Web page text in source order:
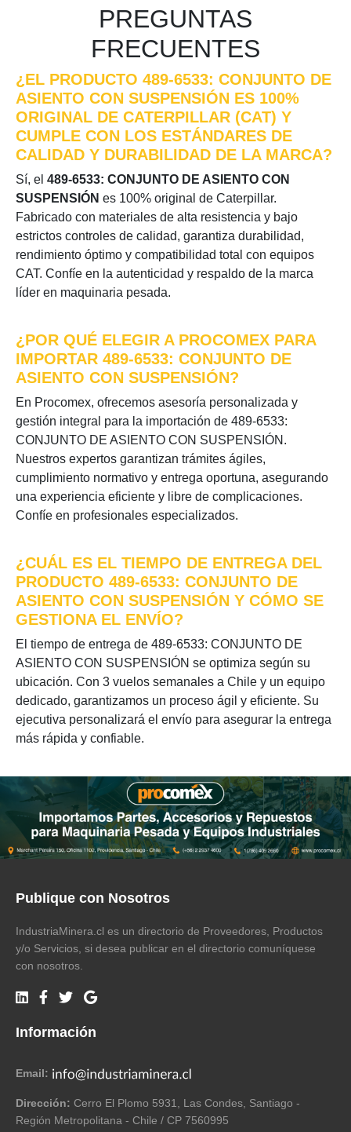
PREGUNTAS
FRECUENTES
¿EL PRODUCTO 489-6533: CONJUNTO DE
ASIENTO CON SUSPENSIÓN ES 100%
ORIGINAL DE CATERPILLAR (CAT) Y
CUMPLE CON LOS ESTÁNDARES DE
CALIDAD Y DURABILIDAD DE LA MARCA?
Sí, el 489-6533: CONJUNTO DE ASIENTO CON
SUSPENSIÓN es 100% original de Caterpillar.
Fabricado con materiales de alta resistencia y bajo
estrictos controles de calidad, garantiza durabilidad,
rendimiento óptimo y compatibilidad total con equipos
CAT. Confíe en la autenticidad y respaldo de la marca
líder en maquinaria pesada.
¿POR QUÉ ELEGIR A PROCOMEX PARA
IMPORTAR 489-6533: CONJUNTO DE
ASIENTO CON SUSPENSIÓN?
En Procomex, ofrecemos asesoría personalizada y
gestión integral para la importación de 489-6533:
CONJUNTO DE ASIENTO CON SUSPENSIÓN.
Nuestros expertos garantizan trámites ágiles,
cumplimiento normativo y entrega oportuna, asegurando
una experiencia eficiente y libre de complicaciones.
Confíe en profesionales especializados.
¿CUÁL ES EL TIEMPO DE ENTREGA DEL
PRODUCTO 489-6533: CONJUNTO DE
ASIENTO CON SUSPENSIÓN Y CÓMO SE
GESTIONA EL ENVÍO?
El tiempo de entrega de 489-6533: CONJUNTO DE
ASIENTO CON SUSPENSIÓN se optimiza según su
ubicación. Con 3 vuelos semanales a Chile y un equipo
dedicado, garantizamos un proceso ágil y eficiente. Su
ejecutiva personalizará el envío para asegurar la entrega
más rápida y confiable.
Publique con Nosotros
IndustriaMinera.cl es un directorio de Proveedores, Productos
y/o Servicios, si desea publicar en el directorio comuníquese
con nosotros.
Información
Email:
Dirección: Cerro El Plomo 5931, Las Condes, Santiago -
Región Metropolitana - Chile / CP 7560995